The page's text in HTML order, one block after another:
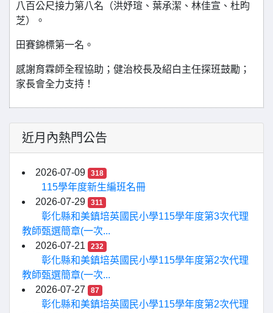
八百公尺接力第八名（洪妤瑄、葉承潔、林佳宣、杜昀
芝）。
田賽錦標第一名。
感謝育霖師全程協助；健治校長及紹白主任探班鼓勵；
家長會全力支持！
近月內熱門公告
2026-07-09 318
115學年度新生編班名冊
2026-07-29
311
彰化縣和美鎮培英國民小學115學年度第3次代理
教師甄選簡章(一次...
2026-07-21
232
彰化縣和美鎮培英國民小學115學年度第2次代理
教師甄選簡章(一次...
2026-07-27
87
彰化縣和美鎮培英國民小學115學年度第2次代理